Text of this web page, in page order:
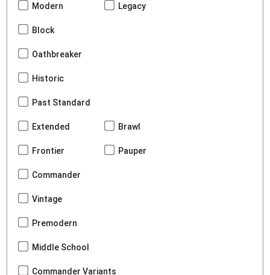
Modern Legacy
Block
Oathbreaker
Historic
Past Standard
Extended Brawl
Frontier Pauper
Commander
Vintage
Premodern
Middle School
Commander Variants